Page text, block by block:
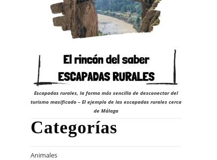
Escapadas rurales, la forma más sencilla de desconectar del
turismo masificado – El ejemplo de las escapadas rurales cerca
de Málaga
Categorías
Animales